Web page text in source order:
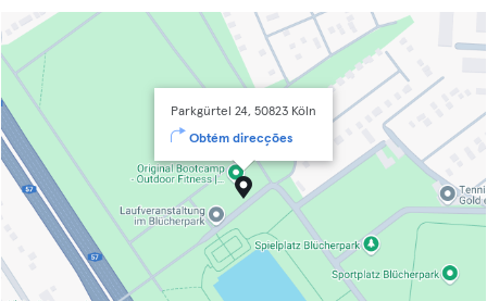
Parkgürtel 24, 50823 Köln
Obtém direcções